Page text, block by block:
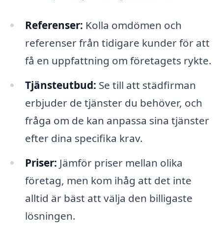
Referenser: Kolla omdömen och
referenser från tidigare kunder för att
få en uppfattning om företagets rykte.
Tjänsteutbud: Se till att städfirman
erbjuder de tjänster du behöver, och
fråga om de kan anpassa sina tjänster
efter dina specifika krav.
Priser: Jämför priser mellan olika
företag, men kom ihåg att det inte
alltid är bäst att välja den billigaste
lösningen.